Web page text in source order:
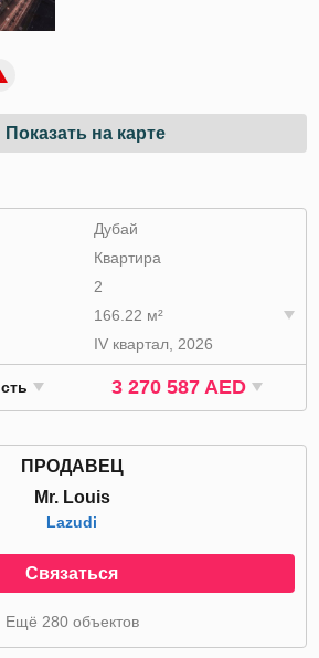
Показать на карте
Дубай
Квартира
2
166.22 м²
IV квартал, 2026
3 270 587 AED
ПРОДАВЕЦ
Mr. Louis
Lazudi
Связаться
Ещё 280 объектов